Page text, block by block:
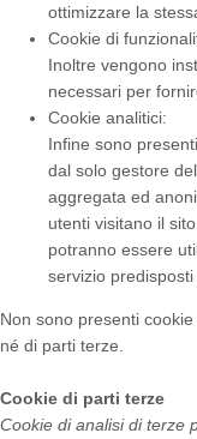
ottimizzare la
Cookie di
Inoltre vengono
necessari per
Cookie analitici:
Infine sono
dal solo gestore
aggregata ed
utenti visitano il
potranno essere
servizio predisposti
Non sono presenti
né di parti terze.
Cookie di parti terze
Cookie di analisi di terze